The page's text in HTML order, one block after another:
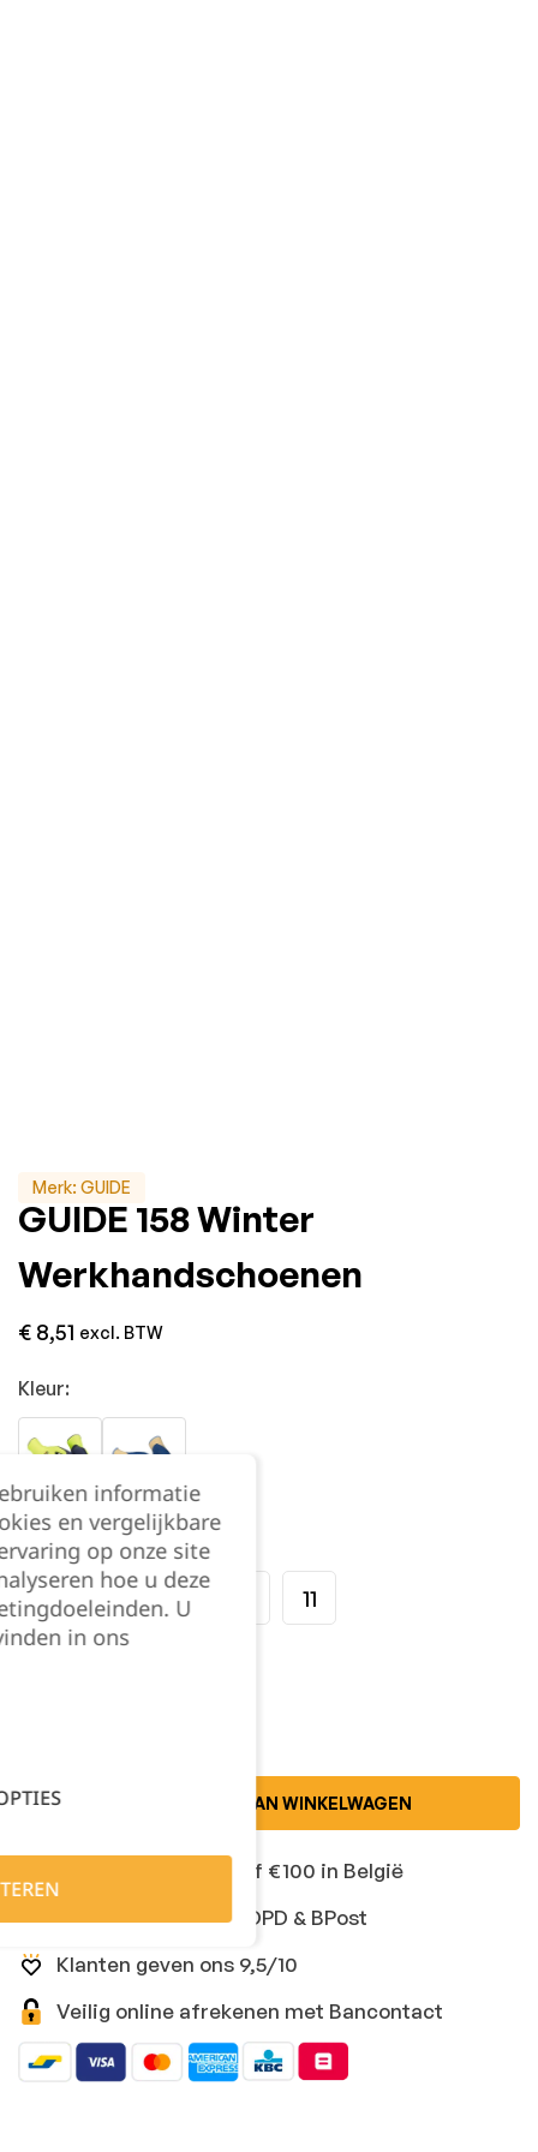
Merk: GUIDE
GUIDE 158 Winter
Werkhandschoenen
€ 8,51 excl. BTW
Kleur:
Maat:
7 8 9 11
TOEVOEGEN AAN WINKELWAGEN
Gratis levering vanaf €100 in België
Snelle levering met DPD & BPost
Klanten geven ons 9,5/10
Veilig online afrekenen met Bancontact
informatie
en vergelijkbare
op onze site
hoe u deze
U
in ons